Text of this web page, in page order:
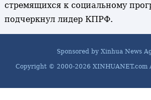
стремящихся к социальному
подчеркнул лидер КПРФ.
Sponsored by Xinhua News
Copyright © 2000-2026 XINHUANET.com